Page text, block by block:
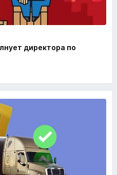
директора по